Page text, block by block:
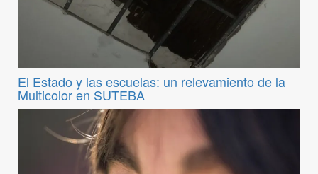
El Estado y las escuelas: un relevamiento de la
Multicolor en SUTEBA